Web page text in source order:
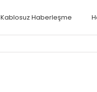
Kablosuz Haberleşme